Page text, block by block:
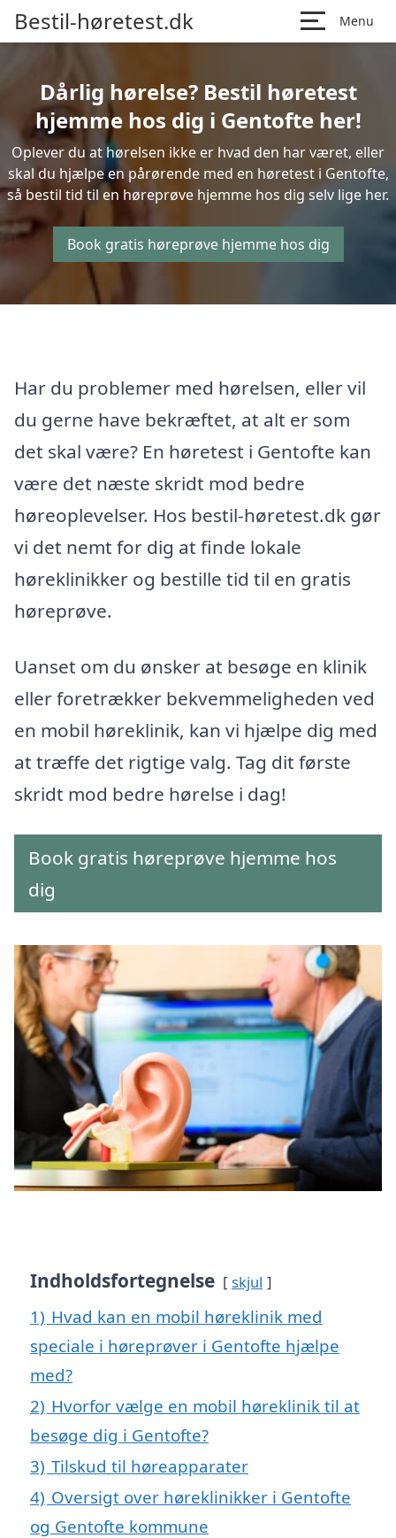
Bestil-høretest.dk Menu
Dårlig hørelse? Bestil høretest
hjemme hos dig i Gentofte her!
Oplever du at hørelsen ikke er hvad den har været, eller
skal du hjælpe en pårørende med en høretest i Gentofte,
så bestil tid til en høreprøve hjemme hos dig selv lige her.
Book gratis høreprøve hjemme hos dig
Har du problemer med hørelsen, eller vil
du gerne have bekræftet, at alt er som
det skal være? En høretest i Gentofte kan
være det næste skridt mod bedre
høreoplevelser. Hos bestil-høretest.dk gør
vi det nemt for dig at finde lokale
høreklinikker og bestille tid til en gratis
høreprøve.
Uanset om du ønsker at besøge en klinik
eller foretrækker bekvemmeligheden ved
en mobil høreklinik, kan vi hjælpe dig med
at træffe det rigtige valg. Tag dit første
skridt mod bedre hørelse i dag!
Book gratis høreprøve hjemme hos
dig
Indholdsfortegnelse skjul
1) Hvad kan en mobil høreklinik med
speciale i høreprøver i Gentofte hjælpe
med?
2) Hvorfor vælge en mobil høreklinik til at
besøge dig i Gentofte?
3) Tilskud til høreapparater
4) Oversigt over høreklinikker i Gentofte
og Gentofte kommune